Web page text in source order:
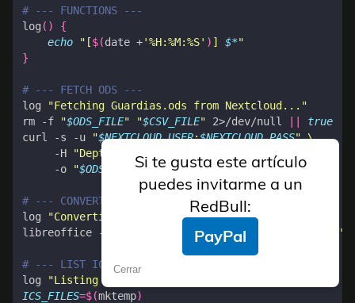
Sincronizamos en el PC
Copying (uploading
Si te gusta este artículo
puedes invitarme a un
RedBull:
PayPal
Cerrar